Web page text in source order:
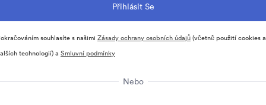
souhlasíte s našimi Zásady ochrany osobních údajů(včetně použití cookies a
technologií) a Smluvní podmínky
Nebo